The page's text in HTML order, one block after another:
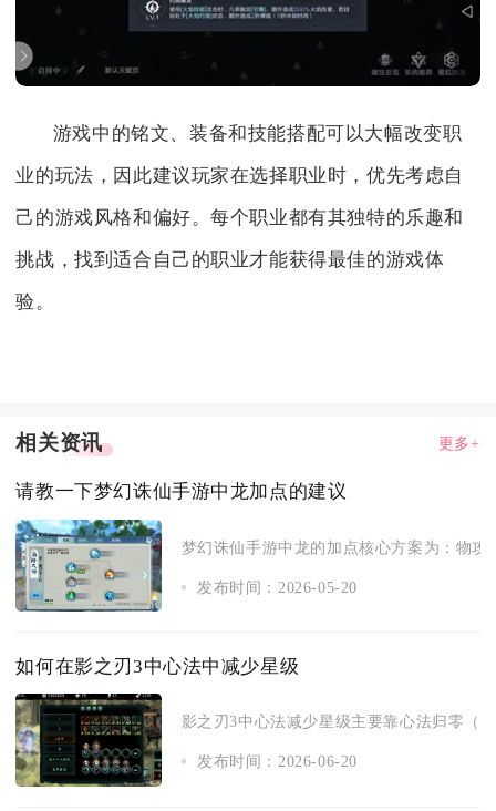
游戏中的铭文、装备和技能搭配可以大幅改变职
业的玩法，因此建议玩家在选择职业时，优先考虑自
己的游戏风格和偏好。每个职业都有其独特的乐趣和
挑战，找到适合自己的职业才能获得最佳的游戏体
验。
相关资讯 更多+
请教一下梦幻诛仙手游中龙加点的建议
梦幻诛仙手游中龙的加点核心方案为：物
发布时间：2026-05-20
如何在影之刃3中心法中减少星级
影之刃3中心法减少星级主要靠心法归零（
发布时间：2026-06-20